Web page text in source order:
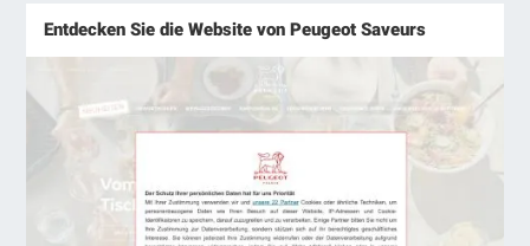
Entdecken Sie die Website von Peugeot Saveurs